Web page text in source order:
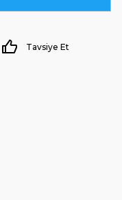
Tavsiye Et